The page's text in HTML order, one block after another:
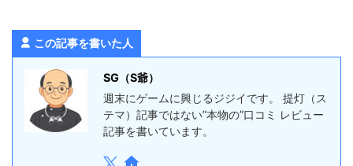
この記事を書いた人
SG（S爺）
週末にゲームに興じるジジイです。 提灯（ス
テマ）記事ではない”本物の”口コミ レビュー
記事を書いています。